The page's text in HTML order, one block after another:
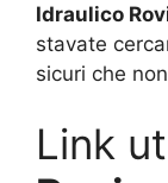
Idraulico
stavate
sicuri che
Link